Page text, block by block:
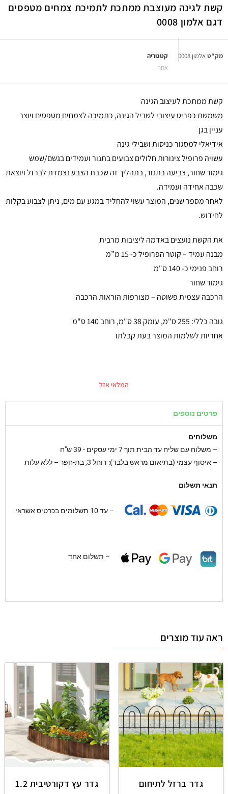
קשת לגינה מעוצבת ממתכת לתמיכת צמחים מטפסים
דגם אלמון 0008
מק"טאלמון 0008
קטגוריה
אחר
קשת ממתכת לעיצוב הגינה
משמשת כפריט עיצובי לשביל הגינה, כתמיכה לצמחים מטפסים ויוצר
עניין בגן
אידיאלי למסגור כניסות ושבילי גינה
עשויה פרופיל צינורות חלולים צבועים בתנור ועמידים בגשם/שמש
גימור שחור, צביעה בתנור, בתהליך זה שכבת הצבע נצמדת לברזל ויוצאת
שכבה אחידה ועמידה.
לאחר מספר שנים, המוצר עשוי להחליד במגע עם מים, ניתן לצבוע בקלות
לחידוש.
את הקשת נועצים באדמה ליציבות מרבית
מבנה עמיד – קוטר הפרופיל כ- 15 מ”מ
רוחב פנימי כ- 140 ס"מ
גימור שחור
הרכבה עצמית פשוטה – מצורפות הוראות הרכבה
גובה כללי: 255 ס"מ, עומק 38 ס"מ, רוחב 140 ס"מ
אחריות לשלמות המוצר בעת קבלתו
המלאי אזל
פרטים נוספים
משלוחים
– משלוח עם שליח עד הבית תוך 7 ימי עסקים - 39 ש"ח
– איסוף עצמי (בתיאום מראש בלבד): דוחל 3, בת-חפר – ללא עלות
תנאי תשלום
– עד 10 תשלומים בכרטיס אשראי
– תשלום אחד
ראה עוד מוצרים
גדר ברזל לתיחום
גדר עץ דקורטיבית 1.2